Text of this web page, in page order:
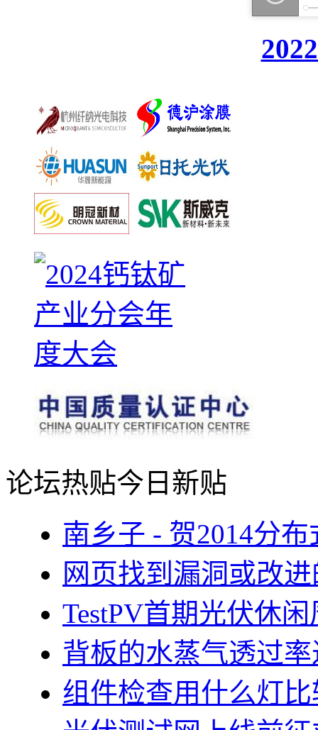
论坛热贴今日新贴
南乡子 - 贺2014分
网页找到漏洞或改
TestPV首期光伏休
背板的水蒸气透过
组件检查用什么灯